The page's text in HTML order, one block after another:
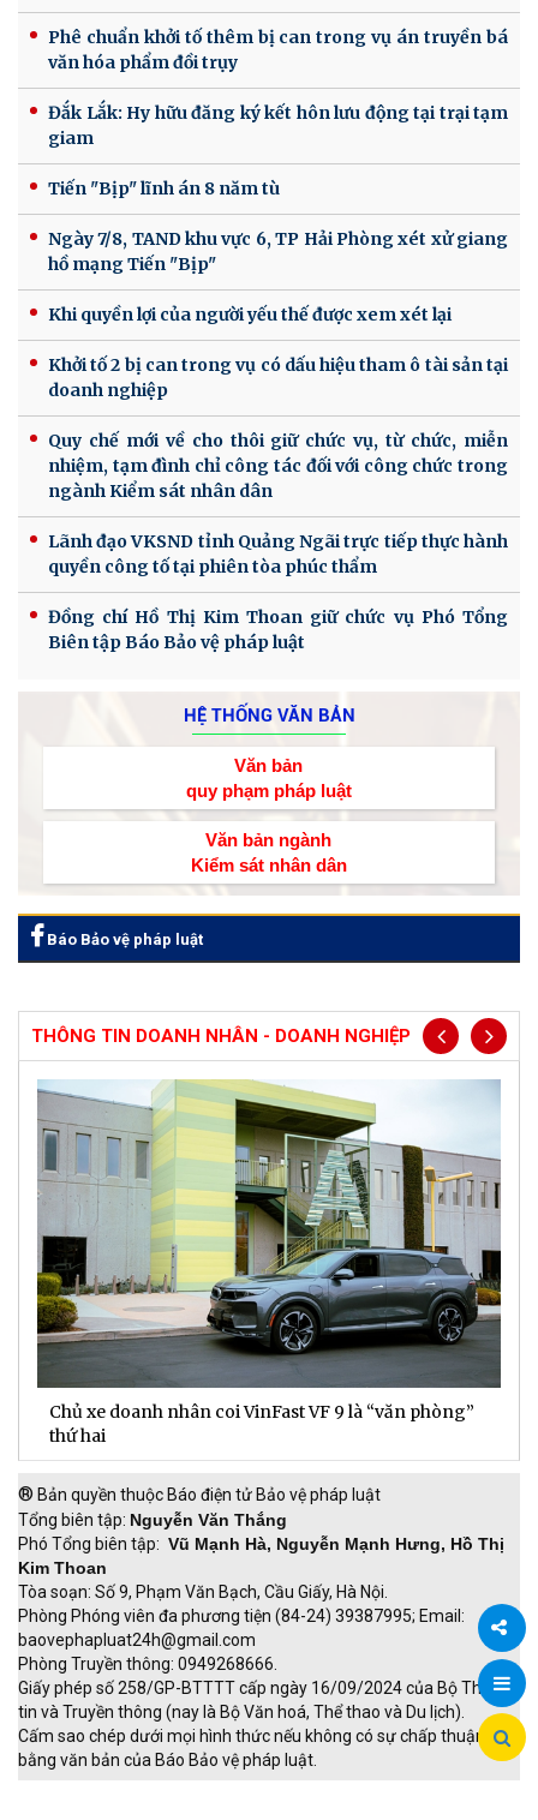
Chia
Phê chuẩn khởi tố thêm bị can trong vụ án truyền bá
văn hóa phẩm đồi trụy
Đắk Lắk: Hy hữu đăng ký kết hôn lưu động tại trại tạm
giam
Tiến "Bịp" lĩnh án 8 năm tù
Ngày 7/8, TAND khu vực 6, TP Hải Phòng xét xử giang
hồ mạng Tiến "Bịp"
Khi quyền lợi của người yếu thế được xem xét lại
Khởi tố 2 bị can trong vụ có dấu hiệu tham ô tài sản tại
doanh nghiệp
Quy chế mới về cho thôi giữ chức vụ, từ chức, miễn
nhiệm, tạm đình chỉ công tác đối với công chức trong
ngành Kiểm sát nhân dân
Lãnh đạo VKSND tỉnh Quảng Ngãi trực tiếp thực hành
quyền công tố tại phiên tòa phúc thẩm
Đồng chí Hồ Thị Kim Thoan giữ chức vụ Phó Tổng
Biên tập Báo Bảo vệ pháp luật
HỆ THỐNG VĂN BẢN
Văn bản
quy phạm pháp luật
Văn bản ngành
Kiểm sát nhân dân
Báo Bảo vệ pháp luật
THÔNG TIN DOANH NHÂN - DOANH NGHIỆP
Chủ xe doanh nhân coi VinFast VF 9 là “văn phòng”
thứ hai
® Bản quyền thuộc Báo điện tử Bảo vệ pháp luật
Tổng biên tập: Nguyễn Văn Thắng
Phó Tổng biên tập: Vũ Mạnh Hà, Nguyễn Mạnh Hưng, Hồ Thị
Kim Thoan
Tòa soạn: Số 9, Phạm Văn Bạch, Cầu Giấy, Hà Nội.
Phòng Phóng viên đa phương tiện (84-24) 39387995; Email:
baovephapluat24h@gmail.com
Phòng Truyền thông: 0949268666.
Giấy phép số 258/GP-BTTTT cấp ngày 16/09/2024 của Bộ Thông
tin và Truyền thông (nay là Bộ Văn hoá, Thể thao và Du lịch).
Cấm sao chép dưới mọi hình thức nếu không có sự chấp thuận
bằng văn bản của Báo Bảo vệ pháp luật.